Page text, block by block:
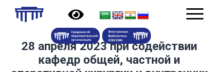
28 апреля 2023 при содействии
кафедр общей, частной и